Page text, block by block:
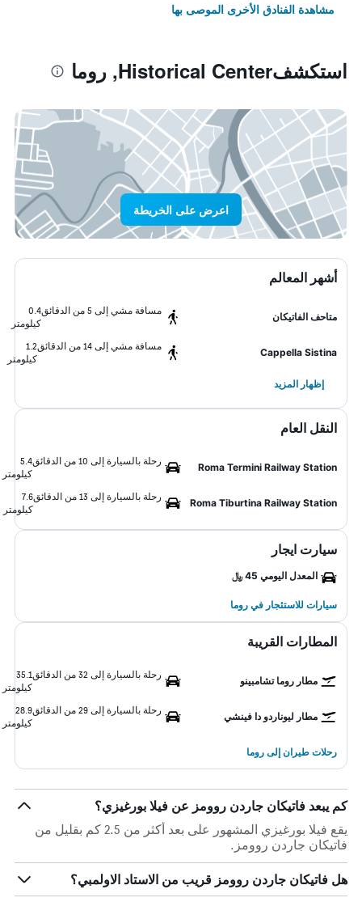
مشاهدة الفنادق الأخرى الموصى بها
استكشفHistorical Center, روما
اعرض على الخريطة
أشهر المعالم
متاحف الفاتيكان
مسافة مشي إلى 5 من الدقائق
0.4
كيلومتر
Cappella Sistina
مسافة مشي إلى 14 من الدقائق
1.2
كيلومتر
إظهار المزيد
النقل العام
Roma Termini Railway Station
رحلة بالسيارة إلى 10 من الدقائق
5.4
كيلومتر
Roma Tiburtina Railway Station
رحلة بالسيارة إلى 13 من الدقائق
7.6
كيلومتر
سيارت ايجار
المعدل اليومي 45 ﷼
سيارات للاستئجار في روما
المطارات القريبة
مطار روما تشامبينو
رحلة بالسيارة إلى 32 من الدقائق
35.1
كيلومتر
مطار ليوناردو دا فينشي
رحلة بالسيارة إلى 29 من الدقائق
28.9
كيلومتر
رحلات طيران إلى روما
كم يبعد فاتيكان جاردن روومز عن فيلا بورغيزي؟
يقع فيلا بورغيزي المشهور على بعد أكثر من 2.5 كم بقليل من
فاتيكان جاردن روومز.
هل فاتيكان جاردن روومز قريب من الاستاد الاولمبي؟